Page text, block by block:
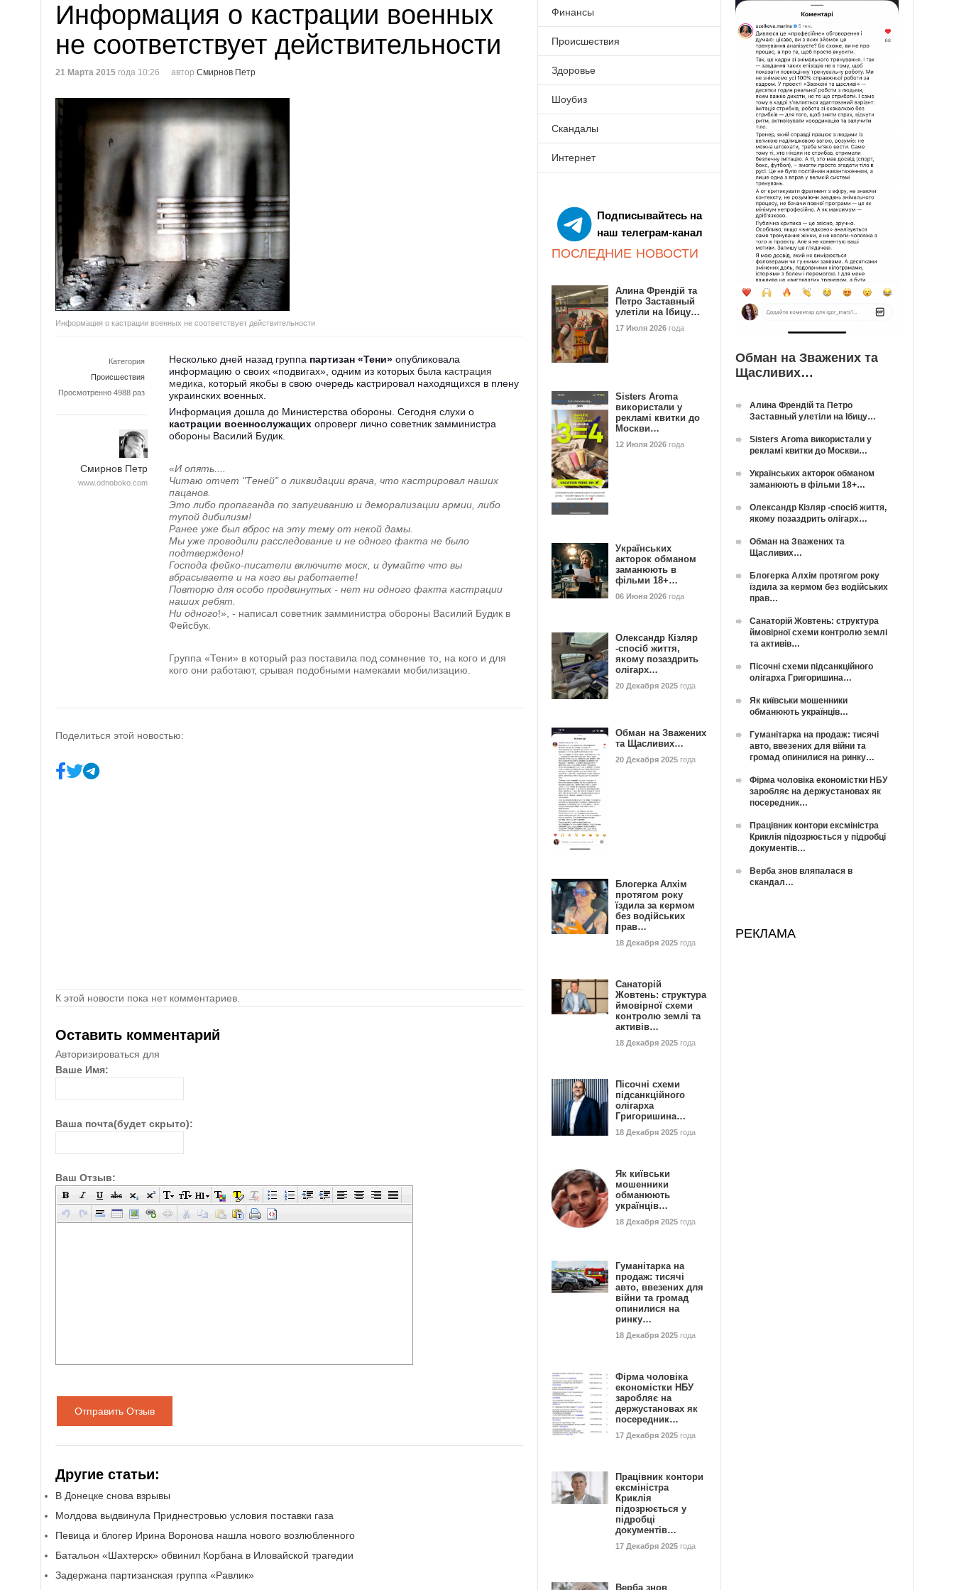
Информация о кастрации военных
не соответствует действительности
21 Марта 2015 года 10:26 автор Смирнов Петр
Информация о кастрации военных не соответствует действительности
Категория
Происшествия
Просмотренно 4988 раз
Смирнов Петр
www.odnoboko.com
Несколько дней назад группа партизан «Тени» опубликовала
информацию о своих «подвигах», одним из которых была кастрация
медика , который якобы в свою очередь кастрировал находящихся в плену
украинских военных.
Информация дошла до Министерства обороны. Сегодня слухи о
кастрации военнослужащих опроверг лично советник замминистра
обороны Василий Будик.
«И опять....
Читаю отчет "Теней" о ликвидации врача, что кастрировал наших
пацанов.
Это либо пропаганда по запугиванию и деморализации армии, либо
тупой дибилизм!
Ранее уже был вброс на эту тему от некой дамы.
Мы уже проводили расследование и не одного факта не было
подтверждено!
Господа фейко-писатели включите моск, и думайте что вы
вбрасываете и на кого вы работаете!
Повторю для особо продвинутых - нет ни одного факта кастрации
наших ребят.
Ни одного!», - написал советник замминистра обороны Василий Будик в
Фейсбук.
Группа «Тени» в который раз поставила под сомнение то, на кого и для
кого они работают, срывая подобными намеками мобилизацию.
Поделиться этой новостью:
К этой новости пока нет комментариев.
Оставить комментарий
Авторизироваться для
Ваше Имя:
Ваша почта(будет скрыто):
Ваш Отзыв:
Отправить Отзыв
Другие статьи:
В Донецке снова взрывы
Молдова выдвинула Приднестровью условия поставки газа
Певица и блогер Ирина Воронова нашла нового возлюбленного
Батальон «Шахтерск» обвинил Корбана в Иловайской трагедии
Задержана партизанская группа «Равлик»
Финансы
Происшествия
Здоровье
Шоубиз
Скандалы
Интернет
Подписывайтесь на
наш телеграм-канал
ПОСЛЕДНИЕ НОВОСТИ
Алина Френдій та
Петро Заставный
улетіли на Ібицу…
17 Июля 2026 года
Sisters Aroma
використали у
рекламі квитки до
Москви…
12 Июля 2026 года
Українських
акторок обманом
заманюють в
фільми 18+…
06 Июня 2026 года
Олександр Кізляр
-спосіб життя,
якому позаздрить
олігарх…
20 Декабря 2025 года
Обман на Зважених
та Щасливих…
20 Декабря 2025 года
Блогерка Алхім
протягом року
їздила за кермом
без водійських
прав…
18 Декабря 2025 года
Санаторій
Жовтень: структура
ймовірної схеми
контролю землі та
активів…
18 Декабря 2025 года
Пісочні схеми
підсанкційного
олігарха
Григоришина…
18 Декабря 2025 года
Як київськи
мошенники
обманюють
українців…
18 Декабря 2025 года
Гуманітарка на
продаж: тисячі
авто, ввезених для
війни та громад
опинилися на
ринку…
18 Декабря 2025 года
Фірма чоловіка
економістки НБУ
заробляє на
держустановах як
посередник…
17 Декабря 2025 года
Працівник контори
ексміністра
Криклія
підозрюється у
підробці
документів…
17 Декабря 2025 года
Верба знов
Обман на Зважених та
Щасливих…
Алина Френдій та Петро
Заставный улетіли на Ібицу…
Sisters Aroma використали у
рекламі квитки до Москви…
Українських акторок обманом
заманюють в фільми 18+…
Олександр Кізляр -спосіб життя,
якому позаздрить олігарх…
Обман на Зважених та
Щасливих…
Блогерка Алхім протягом року
їздила за кермом без водійських
прав…
Санаторій Жовтень: структура
ймовірної схеми контролю землі
та активів…
Пісочні схеми підсанкційного
олігарха Григоришина…
Як київськи мошенники
обманюють українців…
Гуманітарка на продаж: тисячі
авто, ввезених для війни та
громад опинилися на ринку…
Фірма чоловіка економістки НБУ
заробляє на держустановах як
посередник…
Працівник контори ексміністра
Криклія підозрюється у підробці
документів…
Верба знов вляпалася в
скандал…
РЕКЛАМА